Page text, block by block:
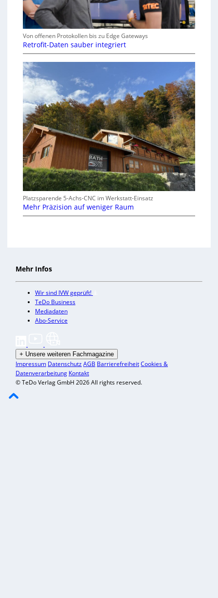
Von offenen Protokollen bis zu Edge Gateways
Retrofit-Daten sauber integriert
Platzsparende 5-Achs-CNC im Werkstatt-Einsatz
Mehr Präzision auf weniger Raum
Mehr Infos
Wir sind IVW geprüft!
TeDo Business
Mediadaten
Abo-Service
+ Unsere weiteren Fachmagazine
Impressum DatenschutzAGB BarrierefreiheitCookies &
Datenverarbeitung Kontakt
© TeDo Verlag GmbH 2026 All rights reserved.